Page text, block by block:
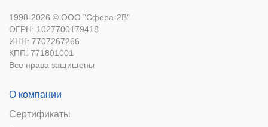
1998-2026 © ООО "Сфера-2В"
ОГРН: 1027700179418
ИНН: 7707267266
КПП: 771801001
Все права защищены
О компании
Сертификаты